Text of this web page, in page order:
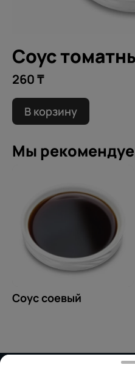
Соус
260 ₸
В корзину
Мы
Соус соевый